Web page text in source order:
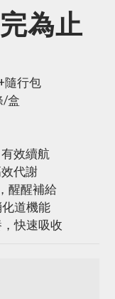
為止
隨行包
/盒
效續航
代謝
醒醒補給
道機能
快速吸收